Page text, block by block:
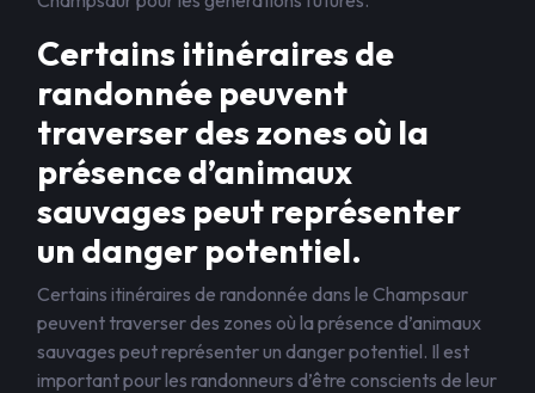
Certains itinéraires de
randonnée peuvent
traverser des zones où la
présence d’animaux
sauvages peut représenter
un danger potentiel.
Certains itinéraires de randonnée dans le Champsaur
peuvent traverser des zones où la présence d’animaux
sauvages peut représenter un danger potentiel. Il est
important pour les randonneurs d’être conscients de leur